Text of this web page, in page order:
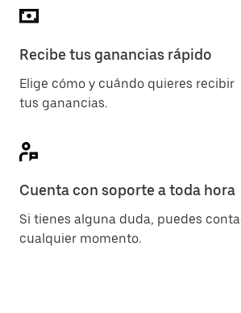
Recibe tus ganancias rápido
Elige cómo y cuándo quieres recibir
tus ganancias.
Cuenta con soporte a toda hora
Si tienes alguna duda, puedes
cualquier momento.